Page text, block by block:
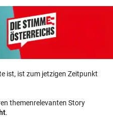
ist, ist zum jetzigen Zeitpunkt
themenrelevanten Story
.